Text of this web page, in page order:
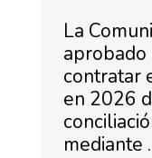
La
aprobado
contratar
en 2026
mediante